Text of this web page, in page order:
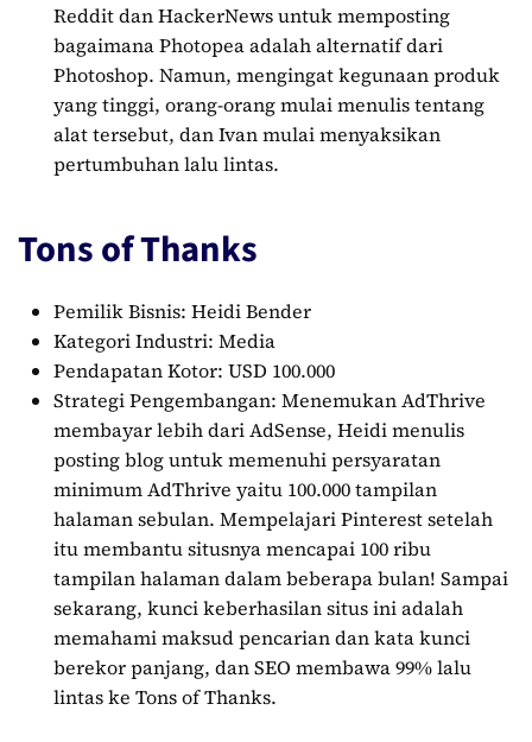
Reddit dan HackerNews untuk memposting
bagaimana Photopea adalah alternatif dari
Photoshop. Namun, mengingat kegunaan produk
yang tinggi, orang-orang mulai menulis tentang
alat tersebut, dan Ivan mulai menyaksikan
pertumbuhan lalu lintas.
Tons of Thanks
Pemilik Bisnis: Heidi Bender
Kategori Industri: Media
Pendapatan Kotor: USD 100.000
Strategi Pengembangan: Menemukan AdThrive
membayar lebih dari AdSense, Heidi menulis
posting blog untuk memenuhi persyaratan
minimum AdThrive yaitu 100.000 tampilan
halaman sebulan. Mempelajari Pinterest setelah
itu membantu situsnya mencapai 100 ribu
tampilan halaman dalam beberapa bulan! Sampai
sekarang, kunci keberhasilan situs ini adalah
memahami maksud pencarian dan kata kunci
berekor panjang, dan SEO membawa 99% lalu
lintas ke Tons of Thanks.